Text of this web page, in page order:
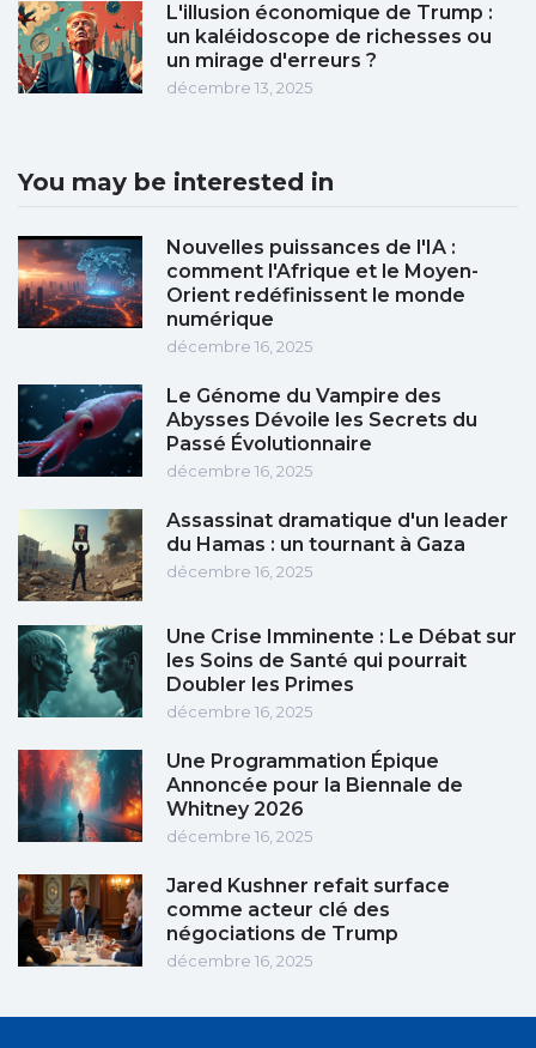
L'illusion économique de Trump :
un kaléidoscope de richesses ou
un mirage d'erreurs ?
décembre 13, 2025
You may be interested in
Nouvelles puissances de l'IA :
comment l'Afrique et le Moyen-
Orient redéfinissent le monde
numérique
décembre 16, 2025
Le Génome du Vampire des
Abysses Dévoile les Secrets du
Passé Évolutionnaire
décembre 16, 2025
Assassinat dramatique d'un leader
du Hamas : un tournant à Gaza
décembre 16, 2025
Une Crise Imminente : Le Débat sur
les Soins de Santé qui pourrait
Doubler les Primes
décembre 16, 2025
Une Programmation Épique
Annoncée pour la Biennale de
Whitney 2026
décembre 16, 2025
Jared Kushner refait surface
comme acteur clé des
négociations de Trump
décembre 16, 2025